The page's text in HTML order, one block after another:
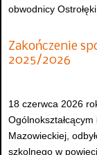
obwodnicy
Zakończenie
2025/2026
18 czerwca 2026
Mazowieckiej,
szkolnego w